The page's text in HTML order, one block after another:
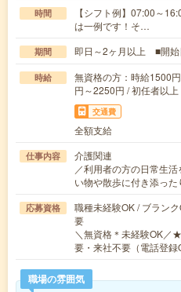
時間
【シフト例】07:00～
は一例です！そ…
期間 即日～2ヶ月以上 ■開始
時給
無資格の方：時給1500
円～2250円 / 初任者以
交通費
全額支給
仕事内容
介護関連
／利用者の方の日常生
い物や散歩に付き添っ
応募資格
職種未経験OK / ブラン
要
＼無資格＊未経験OK／
要・来社不要（電話登
職場の雰囲気